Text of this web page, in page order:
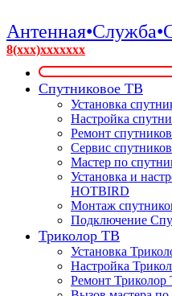
8(xxx)xxxxxxx
Спутниковое ТВ
Установка
Настройка
Ремонт
Сервис
Мастер по
Установка и
HOTBIRD
Монтаж
Подключение
Триколор ТВ
Установка
Настройка
Ремонт Триколор